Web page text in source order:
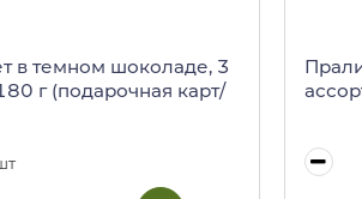
в темном шоколаде, 3
г (подарочная карт/